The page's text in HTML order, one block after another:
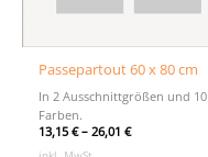
Passepartout 60 x 80 cm
In 2 Ausschnittgrößen und 10
Farben.
13,15€–26,01€